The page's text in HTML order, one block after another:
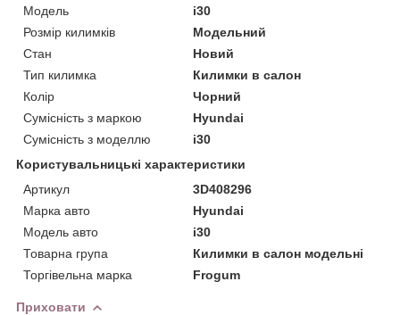
Модель
i30
Розмір килимків
Модельний
Стан
Новий
Тип килимка
Килимки в салон
Колір
Чорний
Сумісність з маркою
Hyundai
Сумісність з моделлю
i30
Користувальницькі характеристики
Артикул
3D408296
Марка авто
Hyundai
Модель авто
i30
Товарна група
Килимки в салон модельні
Торгівельна марка
Frogum
Приховати